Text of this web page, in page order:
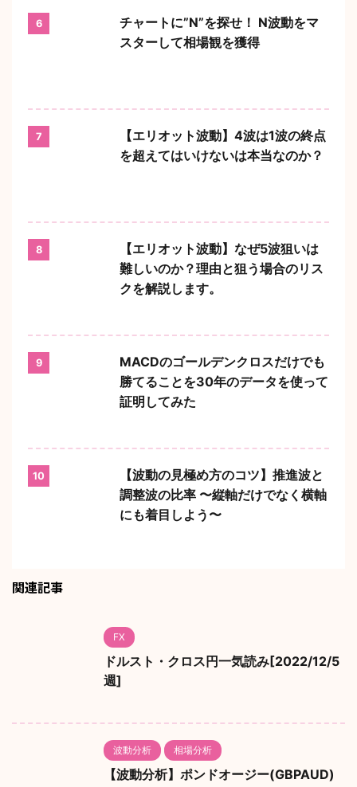
6
チャートに”N”を探せ！ N波動をマ
スターして相場観を獲得
7
【エリオット波動】4波は1波の終点
を超えてはいけないは本当なのか？
8
【エリオット波動】なぜ5波狙いは
難しいのか？理由と狙う場合のリス
クを解説します。
9
MACDのゴールデンクロスだけでも
勝てることを30年のデータを使って
証明してみた
10
【波動の見極め方のコツ】推進波と
調整波の比率 〜縦軸だけでなく横軸
にも着目しよう〜
関連記事
FX
ドルスト・クロス円一気読み[2022/12/5
週]
波動分析 相場分析
【波動分析】ポンドオージー(GBPAUD)